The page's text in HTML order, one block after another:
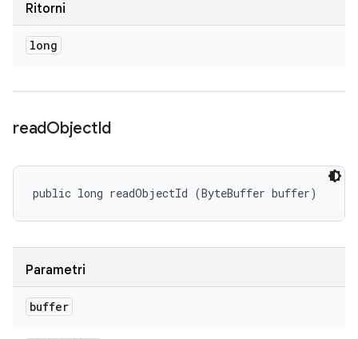
Ritorni
long
readObjectId
public long readObjectId (ByteBuffer buffer)
Parametri
buffer